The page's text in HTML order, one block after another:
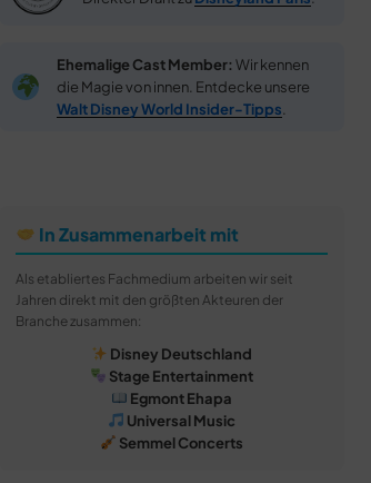
Ehemalige Cast Member: Wir kennen
die Magie von innen. Entdecke unsere
Walt Disney World Insider-Tipps
In Zusammenarbeit mit
Als etabliertes Fachmedium arbeiten wir seit
Jahren direkt mit den größten Akteuren der
Branche zusammen:
Disney Deutschland
Stage Entertainment
Egmont Ehapa
Universal Music
Semmel Concerts